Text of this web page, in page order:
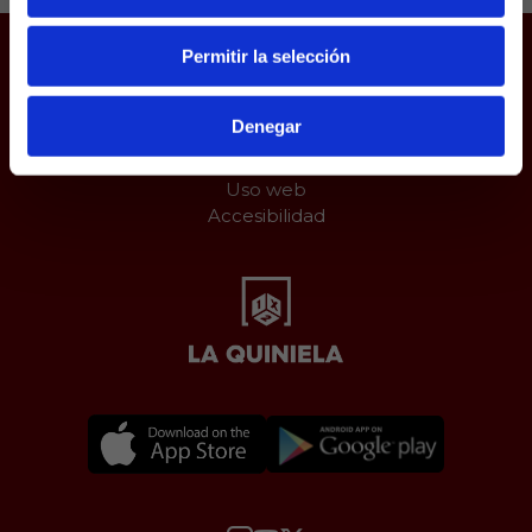
Permitir la selección
Denegar
Juego responsable
Política de Cookies
Protección de datos
Uso web
Accesibilidad